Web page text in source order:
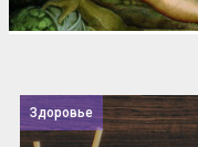
Здоровье